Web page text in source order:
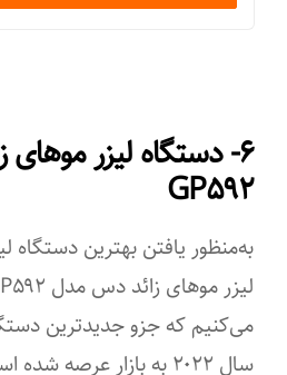
تکنولوژی اصلاح
تجهیزات همراه
آداپتور
۶- دستگاه لیزر
GP۵۹۲
به‌منظور یافتن بهترین دستگاه
می‌کنیم که جزو جدیدترین
سال ۲۰۲۲ به بازار عرصه شده‌ است.